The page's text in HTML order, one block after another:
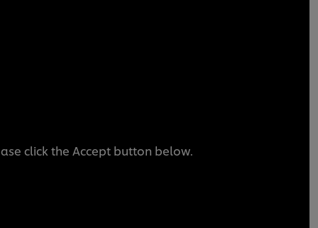
click the Accept button below.